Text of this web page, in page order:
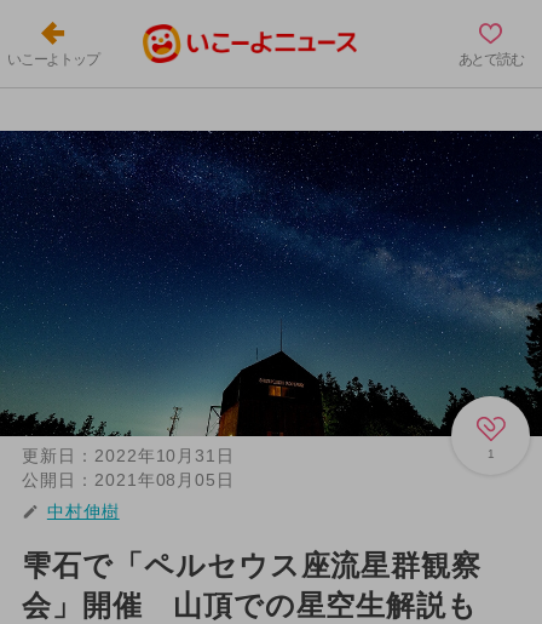
いこーよトップ あとで読む
1
更新日： 2022年10月31日
公開日： 2021年08月05日
中村伸樹
雫石で「ペルセウス座流星群観察
会」開催 山頂での星空生解説も